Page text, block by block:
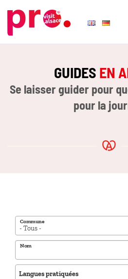
Skip to main content
GUIDES EN
Se laisser guider pour
pour la
- Tous -
Commune
Nom
Langues pratiquées